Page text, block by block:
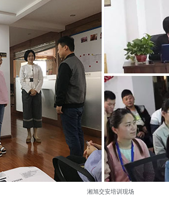
湘旭交安培训现场